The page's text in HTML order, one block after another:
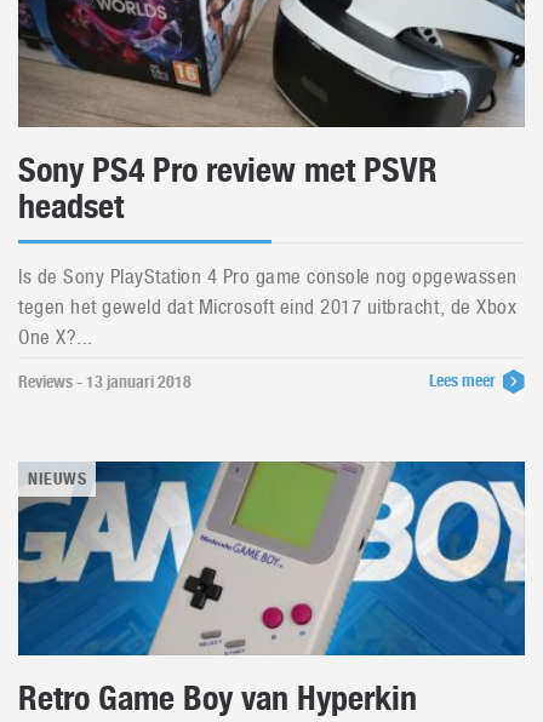
Sony PS4 Pro review met PSVR
headset
Is de Sony PlayStation 4 Pro game console nog opgewassen
tegen het geweld dat Microsoft eind 2017 uitbracht, de Xbox
One X?...
Reviews - 13 januari 2018 Lees meer
NIEUWS
Retro Game Boy van Hyperkin